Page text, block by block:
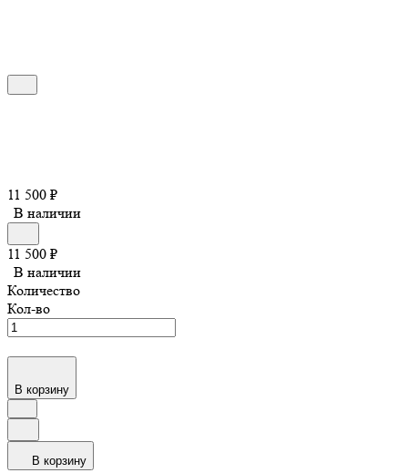
11 500 ₽
В наличии
11 500 ₽
В наличии
Количество
Кол-во
В корзину
В корзину